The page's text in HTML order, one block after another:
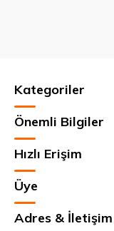
Kategoriler
Önemli Bilgiler
Hızlı Erişim
Üye
Adres & İletişim